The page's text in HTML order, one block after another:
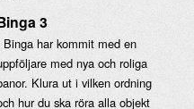
3
Binga har kommit med en
med nya och roliga
Klura ut i vilken ordning
hur du ska röra alla objekt